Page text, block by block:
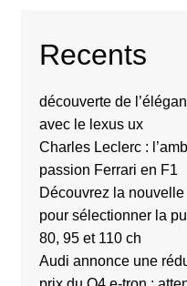
Recents
découverte de
avec le lexus ux
Charles Leclerc :
passion Ferrari en F1
Découvrez la
pour sélectionner la
80, 95 et 110 ch
Audi annonce une